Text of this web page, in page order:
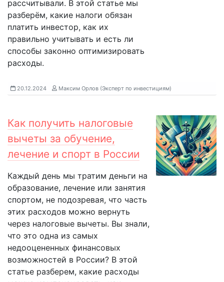
рассчитывали. В этой статье мы
разберём, какие налоги обязан
платить инвестор, как их
правильно учитывать и есть ли
способы законно оптимизировать
расходы.
20.12.2024 Максим Орлов (Эксперт по инвестициям)
Как получить налоговые
вычеты за обучение,
лечение и спорт в России
Каждый день мы тратим деньги на
образование, лечение или занятия
спортом, не подозревая, что часть
этих расходов можно вернуть
через налоговые вычеты. Вы знали,
что это одна из самых
недооцененных финансовых
возможностей в России? В этой
статье разберем, какие расходы